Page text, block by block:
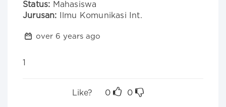
Status: Mahasiswa
Jurusan: Ilmu Komunikasi Int.
over 6 years ago
1
Like? 0 0